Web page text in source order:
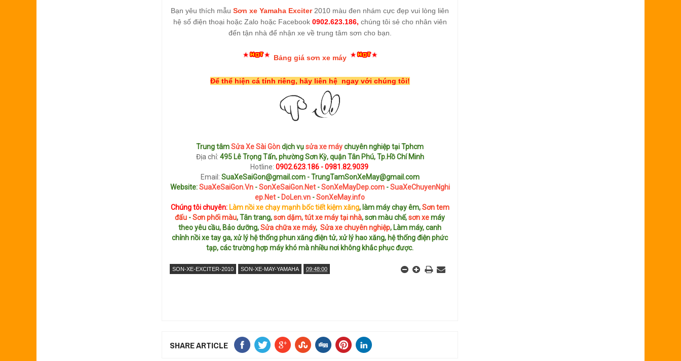
Bạn yêu thích mẫuSơn xe Yamaha Exciter2010 màu đen nhám cực đẹp vui lòng liên
hệ số điện thoại hoặc Zalo hoặc Facebook 0902.623.186, chúng tôi sẻ cho nhân viên
đến tận nhà để nhận xe về trung tâm sơn cho bạn.
Bảng giá sơn xe máy
Để thể hiện cá tính riêng, hãy liên hệ ngay với chúng tôi!
Trung tâmSửa Xe Sài Gòndịch vụsửa xe máychuyên nghiệp tại Tphcm
Địa chỉ: 495 Lê Trọng Tấn, phường Sơn Kỳ, quận Tân Phú, Tp.Hồ Chí Minh
Hotline: 0902.623.186 - 0981.82.9039
Email: SuaXeSaiGon@gmail.com - TrungTamSonXeMay@gmail.com
Website:SuaXeSaiGon.Vn-SonXeSaiGon.Net-SonXeMayDep.com-SuaXeChuyenNghi
ep.Net - DoLen.vn -SonXeMay.info
Chúng tôi chuyên: Làm nồi xe chạy mạnh bốc tiết kiệm xăng, làm máy chạy êm, Sơn tem
đấu -Sơn phối màu, Tân trang,sơn dặm, tút xe máy tại nhà, sơn màu chế,sơn xemáy
theo yêu cầu, Bảo dưỡng,Sửa chữa xe máy,Sửa xe chuyên nghiệp, Làm máy, canh
chỉnh nồi xe tay ga, xử lý hệ thống phun xăng điện tử, xử lý hao xăng, hệ thống điện phức
tạp, các trường hợp máy khó mà nhiều nơi không khắc phục được.
SON-XE-EXCITER-2010 SON-XE-MAY-YAMAHA 09:48:00
SHARE ARTICLE